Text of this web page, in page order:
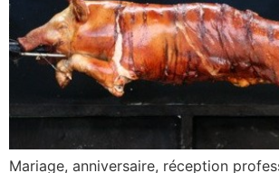
Mariage, anniversaire, réception